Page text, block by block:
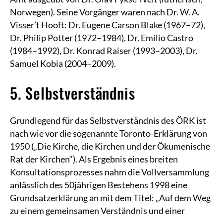
Norwegen). Seine Vorgänger waren nach Dr. W. A.
Visser’t Hooft: Dr. Eugene Carson Blake (1967–72),
Dr. Philip Potter (1972–1984), Dr. Emilio Castro
(1984–1992), Dr. Konrad Raiser (1993–2003), Dr.
Samuel Kobia (2004–2009).
5. Selbstverständnis
Grundlegend für das Selbstverständnis des ÖRK ist
nach wie vor die sogenannte Toronto-Erklärung von
1950 („Die Kirche, die Kirchen und der Ökumenische
Rat der Kirchen“). Als Ergebnis eines breiten
Konsultationsprozesses nahm die Vollversammlung
anlässlich des 50jährigen Bestehens 1998 eine
Grundsatzerklärung an mit dem Titel: „Auf dem Weg
zu einem gemeinsamen Verständnis und einer